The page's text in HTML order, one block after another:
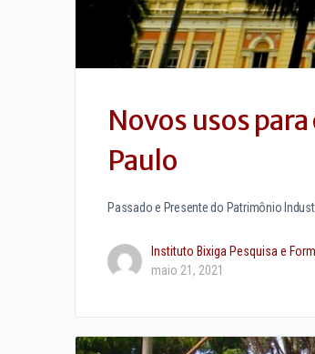
Novos usos
Paulo
Passado e Presente do Patrimônio
Instituto Bixiga Pesquisa e
maio 21, 2021